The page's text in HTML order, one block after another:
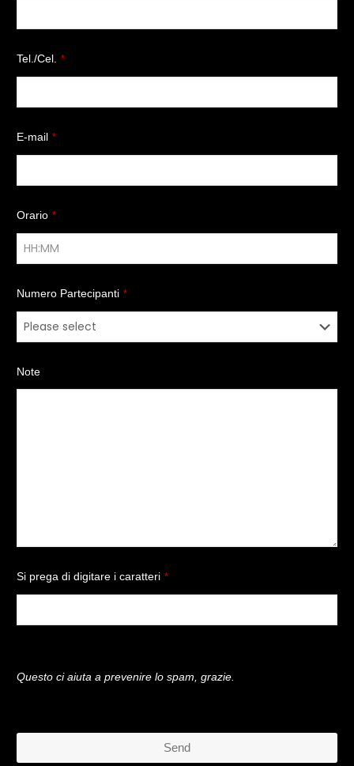
Tel./Cel. *
E-mail *
Orario *
Numero Partecipanti *
Note
Si prega di digitare i caratteri *
Questo ci aiuta a prevenire lo spam, grazie.
Send